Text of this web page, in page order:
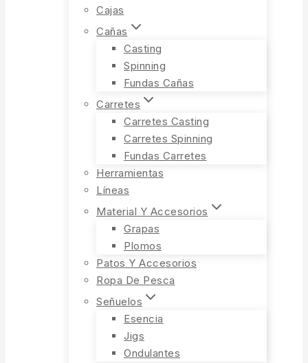
Cajas
Cañas
Casting
Spinning
Fundas Cañas
Carretes
Carretes Casting
Carretes Spinning
Fundas Carretes
Herramientas
Líneas
Material Y Accesorios
Grapas
Plomos
Patos Y Accesorios
Ropa De Pesca
Señuelos
Esencia
Jigs
Ondulantes